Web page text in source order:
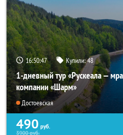
16:50:44 Купили:48
1-дневный тур «Рускеала —
компании «Шарм»
Достоевская
490 руб.
3900руб.